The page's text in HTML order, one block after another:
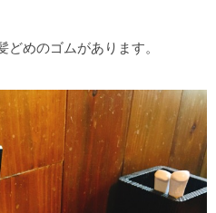
めのゴムがあります。